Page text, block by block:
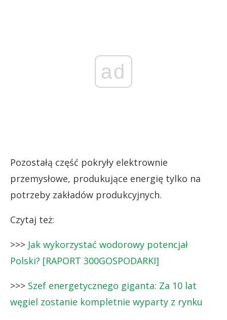
ad
Pozostałą część pokryły elektrownie
przemysłowe, produkujące energię tylko na
potrzeby zakładów produkcyjnych.
Czytaj też:
>>> Jak wykorzystać wodorowy potencjał
Polski? [RAPORT 300GOSPODARKI]
>>> Szef energetycznego giganta: Za 10 lat
węgiel zostanie kompletnie wyparty z rynku